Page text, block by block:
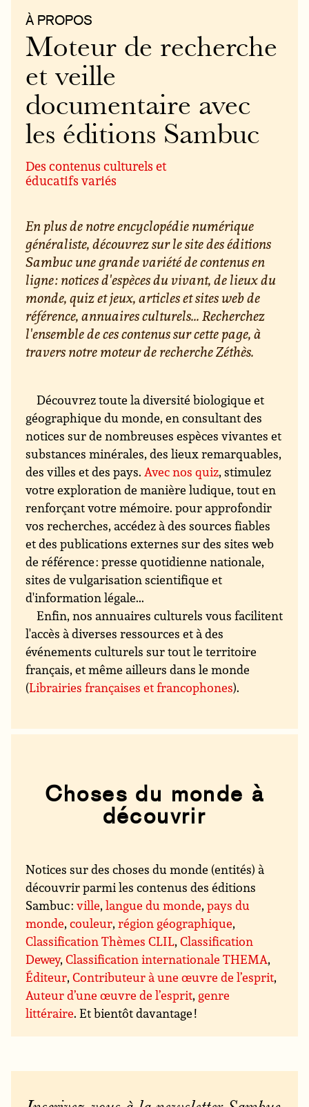
À PROPOS
Moteur de recherche
et veille
documentaire avec
les éditions Sambuc
Des contenus culturels et
éducatifs variés
En plus de notre encyclopédie numérique
généraliste, découvrez sur le site des éditions
Sambuc une grande variété de contenus en
ligne : notices d'espèces du vivant, de lieux du
monde, quiz et jeux, articles et sites web de
référence, annuaires culturels... Recherchez
l'ensemble de ces contenus sur cette page, à
travers notre moteur de recherche Zéthès.
Découvrez toute la diversité biologique et
géographique du monde, en consultant des
notices sur de nombreuses espèces vivantes et
substances minérales, des lieux remarquables,
des villes et des pays.Avec nos quiz, stimulez
votre exploration de manière ludique, tout en
renforçant votre mémoire. pour approfondir
vos recherches, accédez à des sources fiables
et des publications externes sur des sites web
de référence : presse quotidienne nationale,
sites de vulgarisation scientifique et
d'information légale...
Enfin, nos annuaires culturels vous facilitent
l'accès à diverses ressources et à des
événements culturels sur tout le territoire
français, et même ailleurs dans le monde
(Librairies françaises et francophones).
Choses du monde à
découvrir
Notices sur des choses du monde (entités) à
découvrir parmi les contenus des éditions
Sambuc :ville,langue du monde,pays du
monde,couleur,région géographique,
Classification Thèmes CLIL,Classification
Dewey,Classification internationale THEMA,
Éditeur,Contributeur à une œuvre de l’esprit,
Auteur d’une œuvre de l’esprit, genre
littéraire. Et bientôt davantage !